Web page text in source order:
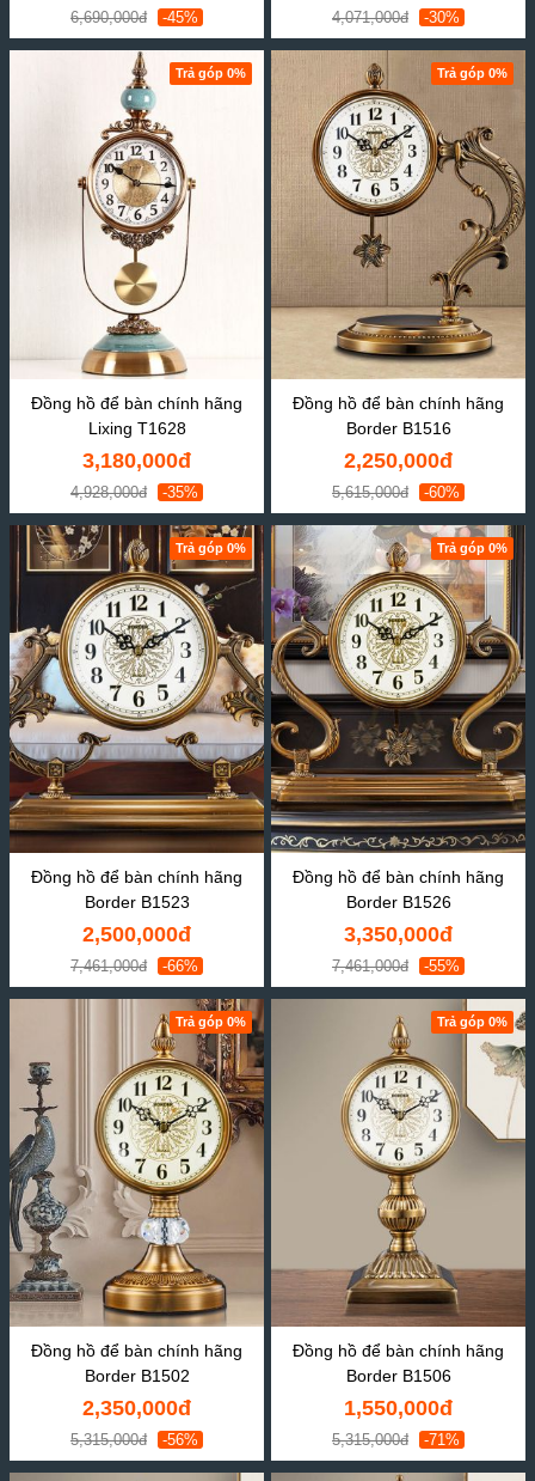
6,690,000đ -45% 4,071,000đ -30%
Trả góp 0%
Đồng hồ để bàn chính hãng
Lixing T1628
3,180,000đ
4,928,000đ -35%
Trả góp 0%
Đồng hồ để bàn chính hãng
Border B1516
2,250,000đ
5,615,000đ -60%
Trả góp 0%
Đồng hồ để bàn chính hãng
Border B1523
2,500,000đ
7,461,000đ -66%
Trả góp 0%
Đồng hồ để bàn chính hãng
Border B1526
3,350,000đ
7,461,000đ -55%
Trả góp 0%
Đồng hồ để bàn chính hãng
Border B1502
2,350,000đ
5,315,000đ -56%
Trả góp 0%
Đồng hồ để bàn chính hãng
Border B1506
1,550,000đ
5,315,000đ -71%